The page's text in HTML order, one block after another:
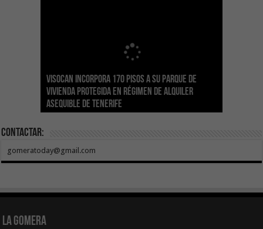
Visocan incorpora 170 pisos a su parque de
vivienda protegida en régimen de alquiler
asequible de Tenerife
Sanidad refuerza la capacidad diagnóstica de
los centros de salud con el impulso de la
ecografía clínica
El Gobierno de Canarias convoca el Concurso de
Sal Marina Agrocanarias 2026
Transición despliega un sistema fotovoltaico
autónomo en los edificios del Parque Nacional
del Teide
La ESSSCAN inicia la formación en primeros
auxilios para árbitros deportivos dentro del
Proyecto Ganar
El Gobierno de Canarias concede ayudas por
valor de 1,19M€ a las Cofradías de Pescadores
para sufragar sus gastos corrientes
Contactar:
gomeratoday@gmail.com
La Gomera